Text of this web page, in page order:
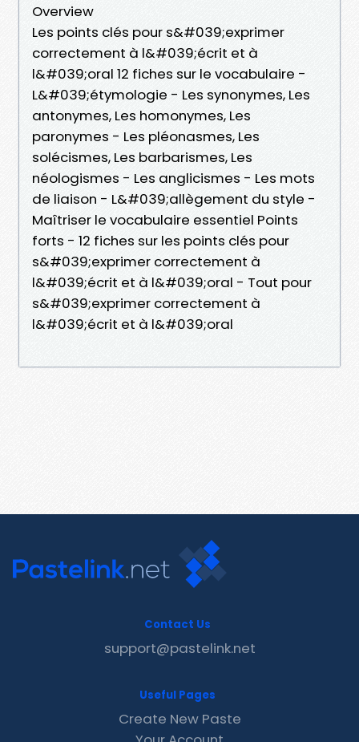
Overview
Les points clés pour s&#039;exprimer
correctement à l&#039;écrit et à
l&#039;oral 12 fiches sur le vocabulaire -
L&#039;étymologie - Les synonymes, Les
antonymes, Les homonymes, Les
paronymes - Les pléonasmes, Les
solécismes, Les barbarismes, Les
néologismes - Les anglicismes - Les mots
de liaison - L&#039;allègement du style -
Maîtriser le vocabulaire essentiel Points
forts - 12 fiches sur les points clés pour
s&#039;exprimer correctement à
l&#039;écrit et à l&#039;oral - Tout pour
s&#039;exprimer correctement à
l&#039;écrit et à l&#039;oral
Contact Us
support@pastelink.net
Useful Pages
Create New Paste